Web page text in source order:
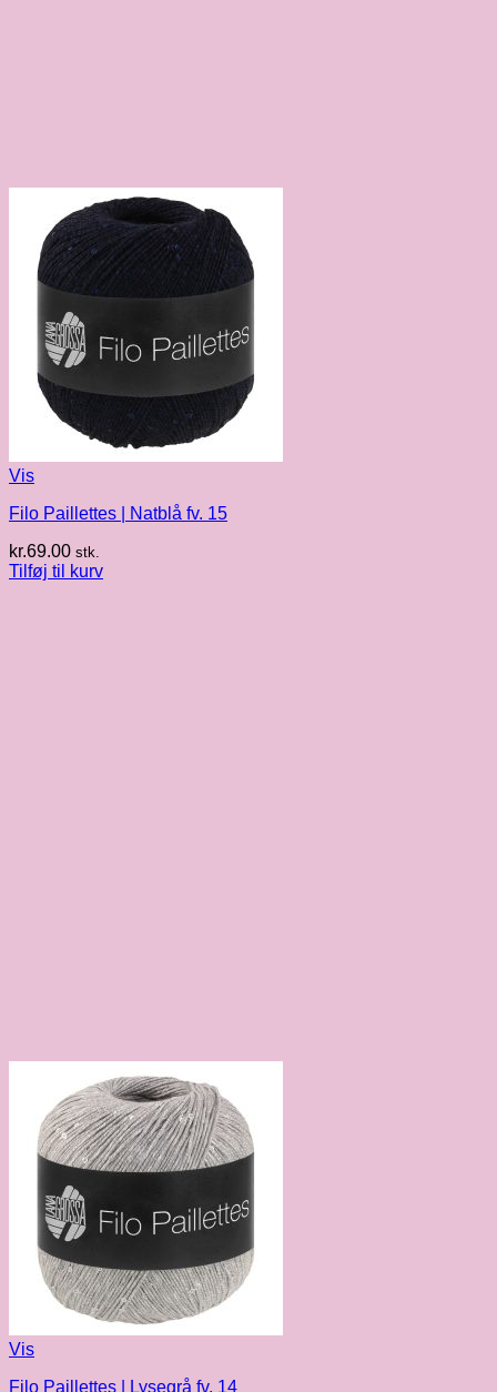
Vis
Filo Paillettes | Natblå fv. 15
kr.69.00 stk.
Tilføj til kurv
Vis
Filo Paillettes | Lysegrå fv. 14